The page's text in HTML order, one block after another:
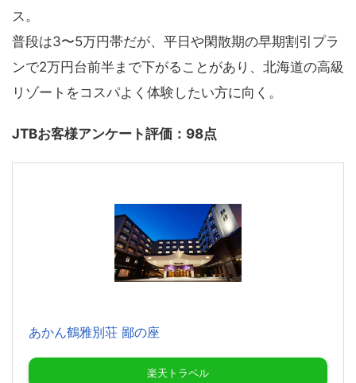
ス。
普段は3〜5万円帯だが、平日や閑散期の早期割引プラ
ンで2万円台前半まで下がることがあり、北海道の高級
リゾートをコスパよく体験したい方に向く。
JTBお客様アンケート評価：98点
あかん鶴雅別荘 鄙の座
楽天トラベル